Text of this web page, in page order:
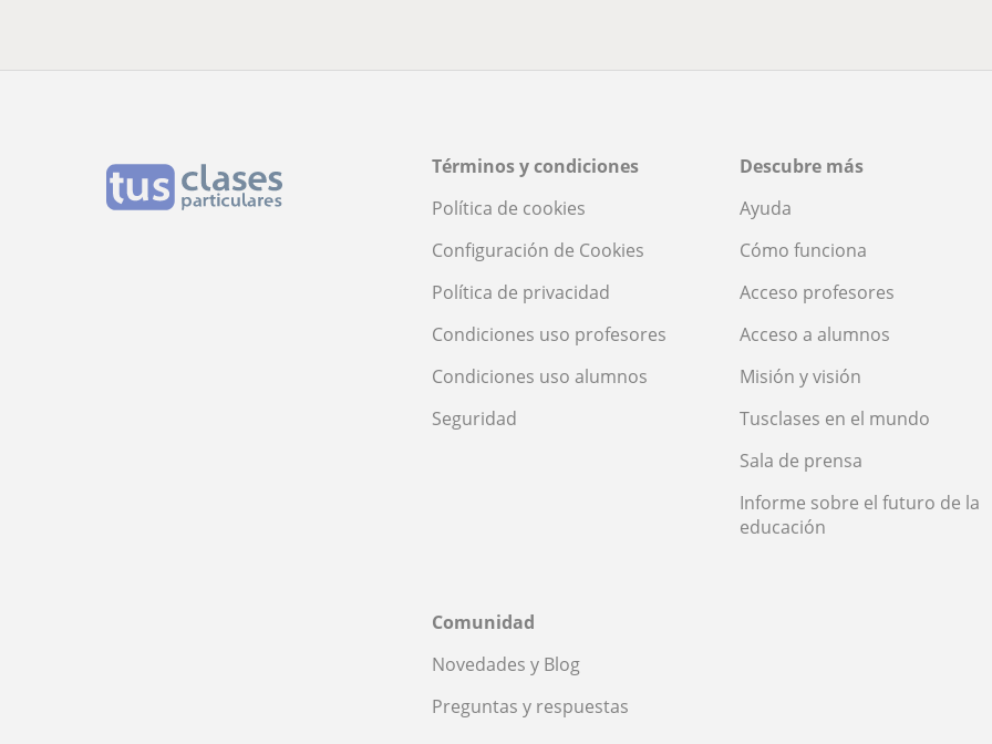
Términos y condiciones
Política de cookies
Configuración de Cookies
Política de privacidad
Condiciones uso profesores
Condiciones uso alumnos
Seguridad
Descubre más
Ayuda
Cómo funciona
Acceso profesores
Acceso a alumnos
Misión y visión
Tusclases en el mundo
Sala de prensa
Informe sobre el futuro de la
educación
Comunidad
Novedades y Blog
Preguntas y respuestas